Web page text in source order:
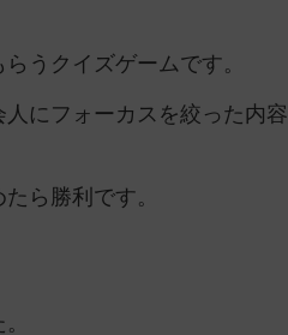
うクイズゲームです。
にフォーカスを絞った内容
ら勝利です。